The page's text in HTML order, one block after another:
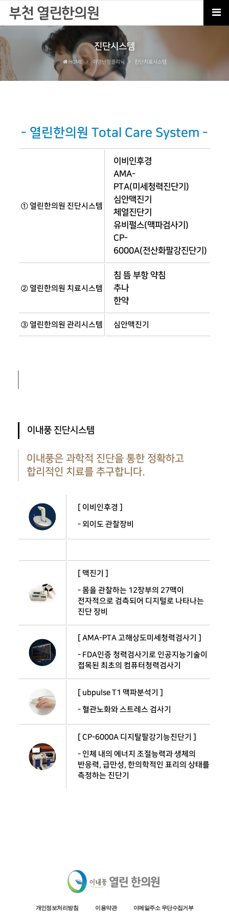
진단시스템
HOME 이명난청클리닉 진단치료시스템
- 열린한의원 Total Care System -
① 열린한의원 진단시스템
이비인후경
AMA-
PTA(미세청력진단기)
심안맥진기
체열진단기
유비펄스(맥파검사기)
CP-
6000A(전산화팔강진단기)
② 열린한의원 치료시스템
침 뜸 부항 약침
추나
한약
③ 열린한의원 관리시스템 심안맥진기
이내풍 진단시스템
이내풍은 과학적 진단을 통한 정확하고
합리적인 치료를 추구합니다.
[ 이비인후경 ]
- 외이도 관찰장비
[ 맥진기 ]
- 몸을 관찰하는 12장부의 27맥이
전자적으로 검측되어 디지털로 나타나는
진단 장비
[ AMA-PTA 고해상도미세청력검사기 ]
- FDA인증 청력검사기로 인공지능기술이
접목된 최초의 컴퓨터청력검사기
[ ubpulse T1 맥파분석기 ]
- 혈관노화와 스트레스 검사기
[ CP-6000A 디지탈팔강기능진단기 ]
- 인체 내의 에너지 조절능력과 생체의
반응력, 급만성, 한의학적인 표리의 상태를
측정하는 진단기
개인정보처리방침 이용약관 이메일주소 무단수집거부